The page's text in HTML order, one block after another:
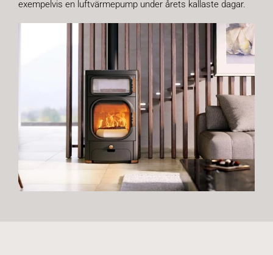
exempelvis en luftvärmepump under årets kallaste dagar.